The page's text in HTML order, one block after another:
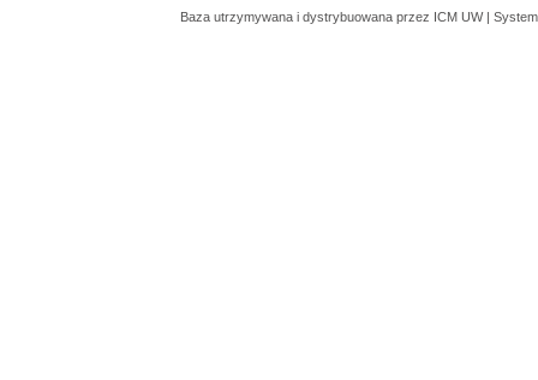
Baza utrzymywana i dystrybuowana przez ICM UW |